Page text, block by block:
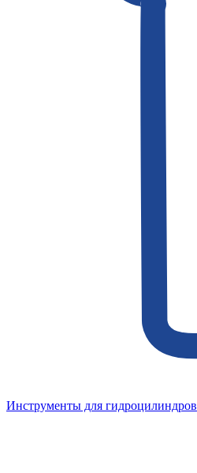
Инструменты для гидроцилиндров